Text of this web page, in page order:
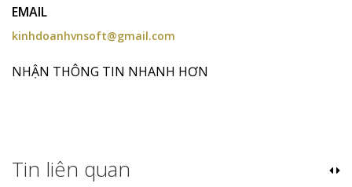
EMAIL
kinhdoanhvnsoft@gmail.com
NHẬN THÔNG TIN NHANH HƠN
Tin liên quan